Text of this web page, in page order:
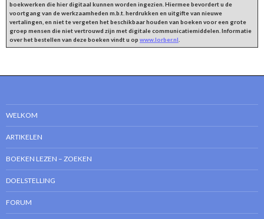
boekwerken die hier digitaal kunnen worden ingezien. Hiermee bevordert u de
voortgang van de werkzaamheden m.b.t. herdrukken en uitgifte van nieuwe
vertalingen, en niet te vergeten het beschikbaar houden van boeken voor een grote
groep mensen die niet vertrouwd zijn met digitale communicatiemiddelen. Informatie
over het bestellen van deze boeken vindt u op www.lorber.nl
WELKOM
ARTIKELEN
BOEKEN LEZEN – ZOEKEN
DOELSTELLING
FORUM